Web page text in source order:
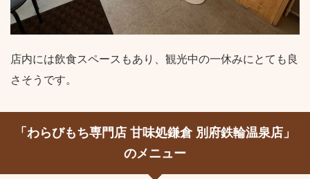
店内には飲食スペースもあり、観光中の一休みにとても良
さそうです。
「わらびもち専門店 甘味処鎌倉 別府鉄輪温泉店」
のメニュー